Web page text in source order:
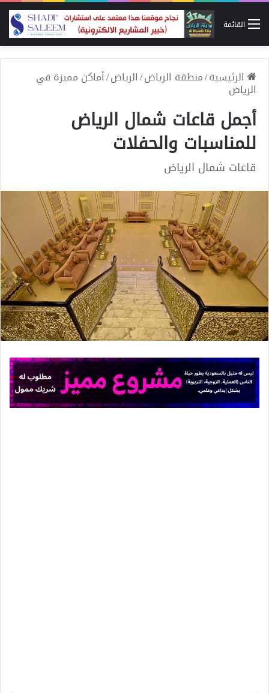
القائمة
الرئيسية/منطقة الرياض/الرياض/أماكن مميزة في
الرياض
أجمل قاعات شمال الرياض
للمناسبات والحفلات
قاعات شمال الرياض